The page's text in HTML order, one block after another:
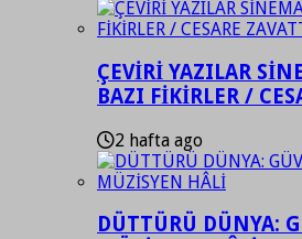
ÇEVİRİ YAZILAR
BAZI FİKİRLER /
2 hafta ago
DÜTTÜRÜ DÜNYA: